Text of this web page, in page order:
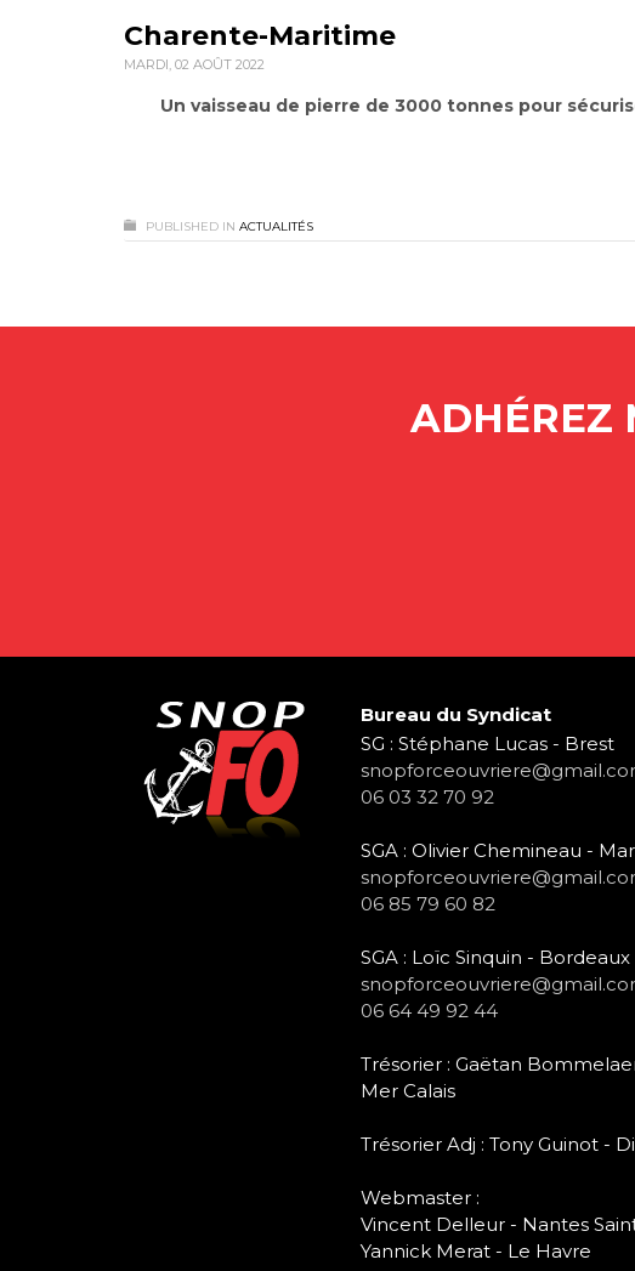
Charente-Maritime
MARDI, 02 AOÛT 2022
Un vaisseau de pierre de 3000 tonnes pour
PUBLISHED IN ACTUALITÉS
ADHÉREZ
Bureau du Syndicat
SG : Stéphane Lucas - Brest
06 03 32 70 92
SGA : Olivier Chemineau -
06 85 79 60 82
SGA : Loïc Sinquin - Bordeaux
06 64 49 92 44
Trésorier : Gaëtan
Mer Calais
Trésorier Adj : Tony Guinot -
Webmaster :
Vincent Delleur - Nantes
Yannick Merat - Le Havre